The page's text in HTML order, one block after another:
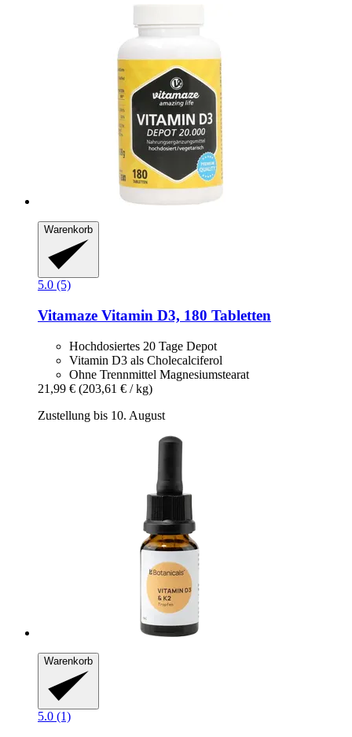
Warenkorb
5.0 (5)
Vitamaze Vitamin D3, 180 Tabletten
Hochdosiertes 20 Tage Depot
Vitamin D3 als Cholecalciferol
Ohne Trennmittel Magnesiumstearat
21,99 € (203,61 € / kg)
Zustellung bis 10. August
Warenkorb
5.0 (1)